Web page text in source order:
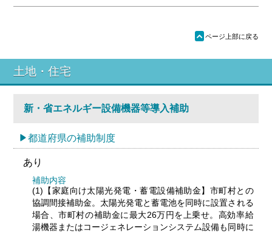
ü ページ上部に戻る
土地・住宅
新・省エネルギー設備機器等導入補助
都道府県の補助制度
あり
補助内容
(1)【家庭向け太陽光発電・蓄電設備補助金】市町村との
協調間接補助金。太陽光発電と蓄電池を同時に設置される
場合、市町村の補助金に最大26万円を上乗せ。高効率給
湯機器またはコージェネレーションシステム設備も同時に